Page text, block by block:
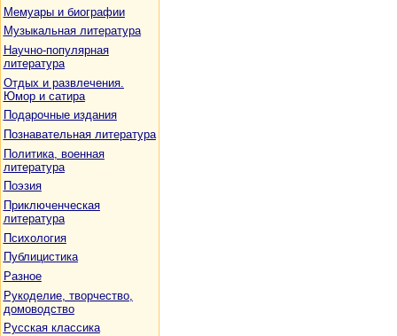
Мемуары и биографии
Музыкальная литература
Научно-популярная
литература
Отдых и развлечения.
Юмор и сатира
Подарочные издания
Познавательная литература
Политика, военная
литература
Поэзия
Приключенческая
литература
Психология
Публицистика
Разное
Рукоделие, творчество,
домоводство
Русская классика